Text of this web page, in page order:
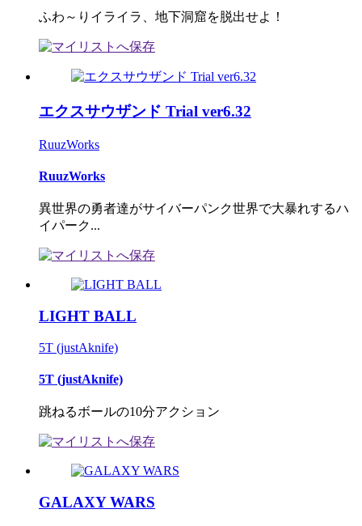
ふわ～りイライラ、地下洞窟を脱出せよ！
エクスサウザンド Trial ver6.32
RuuzWorks
RuuzWorks
異世界の勇者達がサイバーパンク世界で大暴れするハ
イパーク...
LIGHT BALL
5T (justAknife)
5T (justAknife)
跳ねるボールの10分アクション
GALAXY WARS